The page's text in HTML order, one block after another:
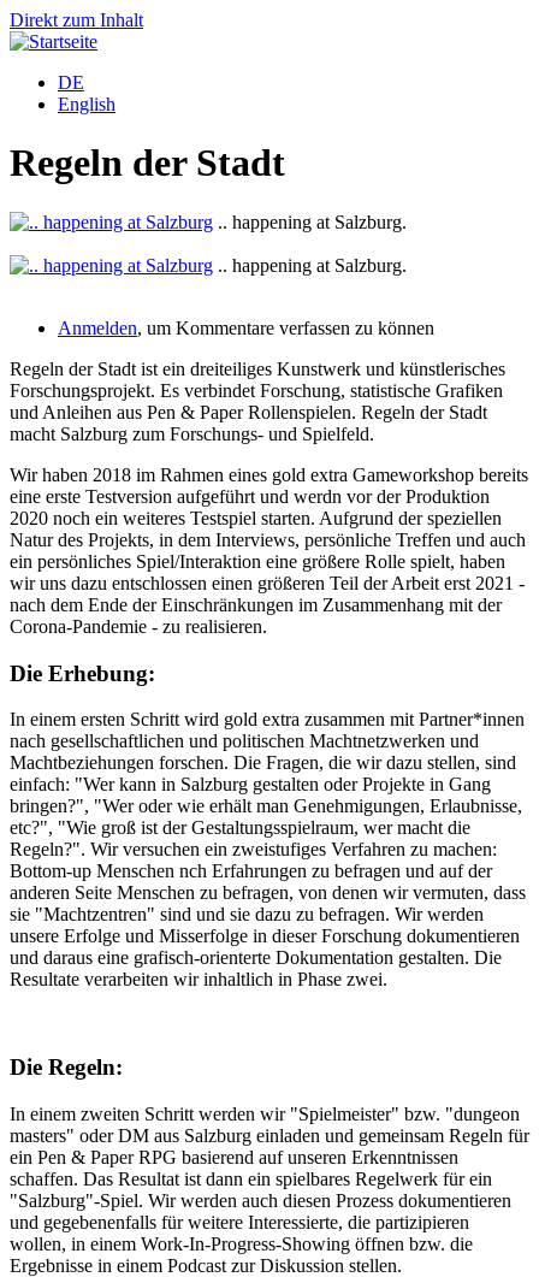
Direkt zum Inhalt
DE
English
Regeln der Stadt
.. happening at Salzburg.
.. happening at Salzburg.
Anmelden, um Kommentare verfassen zu können
Regeln der Stadt ist ein dreiteiliges Kunstwerk und künstlerisches
Forschungsprojekt. Es verbindet Forschung, statistische Grafiken
und Anleihen aus Pen & Paper Rollenspielen. Regeln der Stadt
macht Salzburg zum Forschungs- und Spielfeld.
Wir haben 2018 im Rahmen eines gold extra Gameworkshop bereits
eine erste Testversion aufgeführt und werdn vor der Produktion
2020 noch ein weiteres Testspiel starten. Aufgrund der speziellen
Natur des Projekts, in dem Interviews, persönliche Treffen und auch
ein persönliches Spiel/Interaktion eine größere Rolle spielt, haben
wir uns dazu entschlossen einen größeren Teil der Arbeit erst 2021 -
nach dem Ende der Einschränkungen im Zusammenhang mit der
Corona-Pandemie - zu realisieren.
Die Erhebung:
In einem ersten Schritt wird gold extra zusammen mit Partner*innen
nach gesellschaftlichen und politischen Machtnetzwerken und
Machtbeziehungen forschen. Die Fragen, die wir dazu stellen, sind
einfach: "Wer kann in Salzburg gestalten oder Projekte in Gang
bringen?", "Wer oder wie erhält man Genehmigungen, Erlaubnisse,
etc?", "Wie groß ist der Gestaltungsspielraum, wer macht die
Regeln?". Wir versuchen ein zweistufiges Verfahren zu machen:
Bottom-up Menschen nch Erfahrungen zu befragen und auf der
anderen Seite Menschen zu befragen, von denen wir vermuten, dass
sie "Machtzentren" sind und sie dazu zu befragen. Wir werden
unsere Erfolge und Misserfolge in dieser Forschung dokumentieren
und daraus eine grafisch-orienterte Dokumentation gestalten. Die
Resultate verarbeiten wir inhaltlich in Phase zwei.
Die Regeln:
In einem zweiten Schritt werden wir "Spielmeister" bzw. "dungeon
masters" oder DM aus Salzburg einladen und gemeinsam Regeln für
ein Pen & Paper RPG basierend auf unseren Erkenntnissen
schaffen. Das Resultat ist dann ein spielbares Regelwerk für ein
"Salzburg"-Spiel. Wir werden auch diesen Prozess dokumentieren
und gegebenenfalls für weitere Interessierte, die partizipieren
wollen, in einem Work-In-Progress-Showing öffnen bzw. die
Ergebnisse in einem Podcast zur Diskussion stellen.